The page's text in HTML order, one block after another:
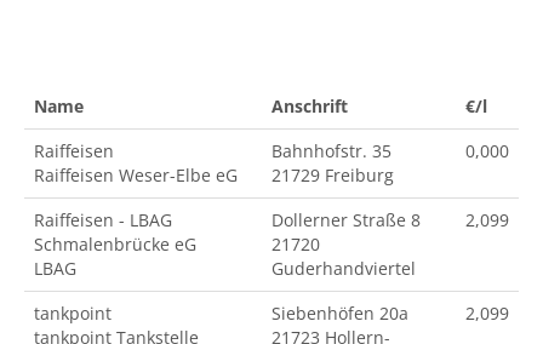
Name Anschrift
€/l
Raiffeisen
Raiffeisen Weser-Elbe eG
Bahnhofstr. 35
21729 Freiburg
0,000
Raiffeisen - LBAG
Schmalenbrücke eG
LBAG
Dollerner Straße 8
21720
Guderhandviertel
2,099
tankpoint
tankpoint Tankstelle
Siebenhöfen 20a
21723 Hollern-
2,099